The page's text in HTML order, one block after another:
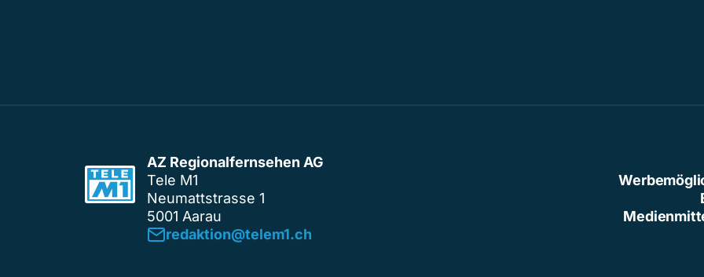
AZ Regionalfernsehen AG
Tele M1
Neumattstrasse 1
5001 Aarau
redaktion@telem1.ch